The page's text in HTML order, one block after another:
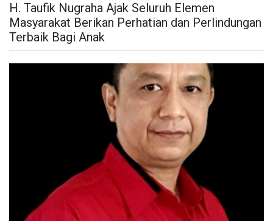
H. Taufik Nugraha Ajak Seluruh Elemen
Masyarakat Berikan Perhatian dan Perlindungan
Terbaik Bagi Anak